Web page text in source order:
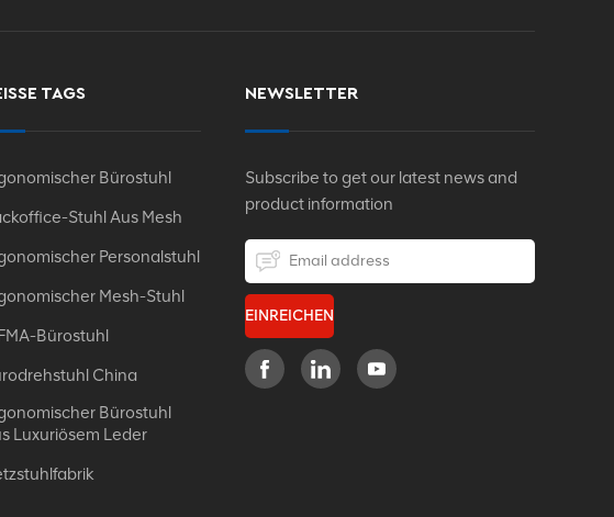
TAGS
Bürostuhl
Stuhl Aus Mesh
Personalstuhl
Mesh-Stuhl
Bürostuhl
China
Bürostuhl
Luxuriösem Leder
NEWSLETTER
Subscribe to get our latest news and
product information
EINREICHEN